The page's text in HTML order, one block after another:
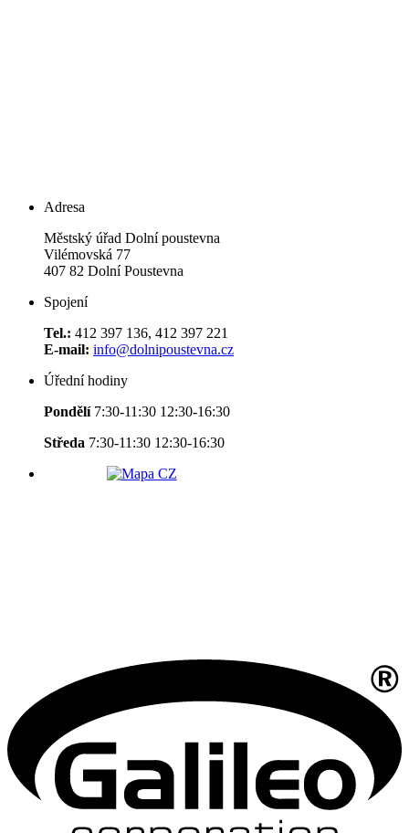
Adresa
Městský úřad Dolní poustevna
Vilémovská 77
407 82 Dolní Poustevna
Spojení
Tel.: 412 397 136, 412 397 221
E-mail: info@dolnipoustevna.cz
Úřední hodiny
Pondělí 7:30-11:30 12:30-16:30
Středa 7:30-11:30 12:30-16:30